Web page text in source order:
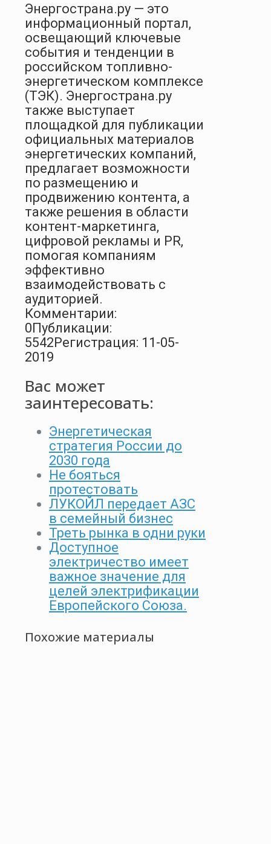
Энергострана.ру — это
информационный портал,
освещающий ключевые
события и тенденции в
российском топливно-
энергетическом комплексе
(ТЭК). Энергострана.ру
также выступает
площадкой для публикации
официальных материалов
энергетических компаний,
предлагает возможности
по размещению и
продвижению контента, а
также решения в области
контент-маркетинга,
цифровой рекламы и PR,
помогая компаниям
эффективно
взаимодействовать с
аудиторией.
Комментарии:
0Публикации:
5542Регистрация: 11-05-
2019
Вас может
заинтересовать:
Энергетическая
стратегия России до
2030 года
Не бояться
протестовать
ЛУКОЙЛ передает АЗС
в семейный бизнес
Треть рынка в одни руки
Доступное
электричество имеет
важное значение для
целей электрификации
Европейского Союза.
Похожие материалы